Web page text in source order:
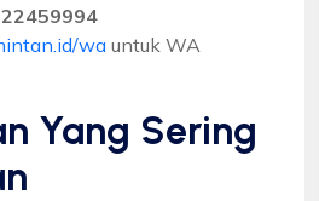
wa untuk WA
Yang Sering